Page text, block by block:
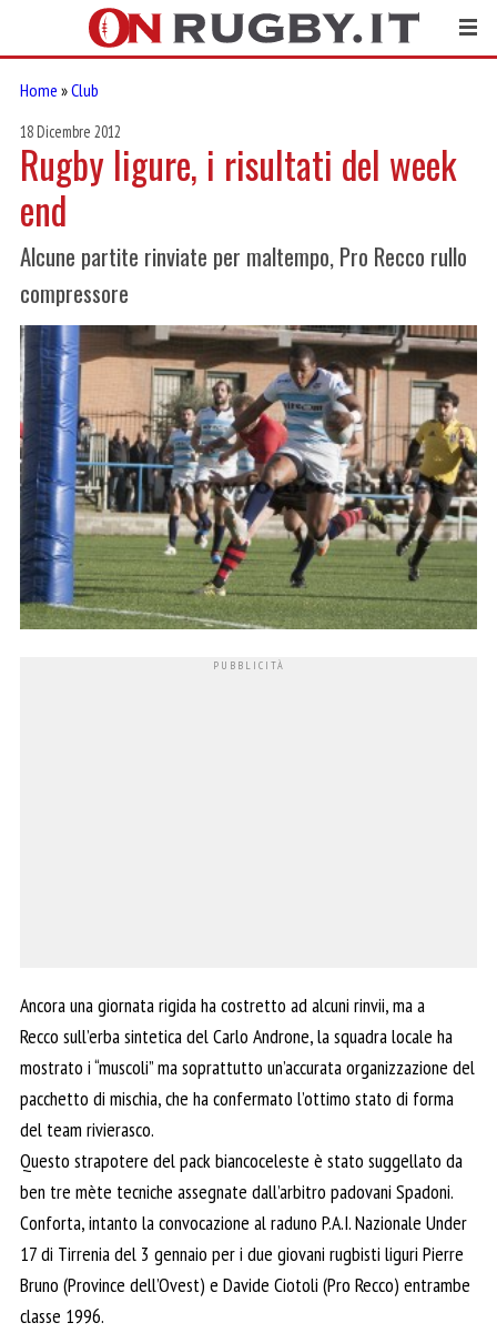
Home »Club
18 Dicembre 2012
Rugby ligure, i risultati del week
end
Alcune partite rinviate per maltempo, Pro Recco rullo
compressore
Ancora una giornata rigida ha costretto ad alcuni rinvii, ma a
Recco sull’erba sintetica del Carlo Androne, la squadra locale ha
mostrato i “muscoli” ma soprattutto un’accurata organizzazione del
pacchetto di mischia, che ha confermato l’ottimo stato di forma
del team rivierasco.
Questo strapotere del pack biancoceleste è stato suggellato da
ben tre mète tecniche assegnate dall’arbitro padovani Spadoni.
Conforta, intanto la convocazione al raduno P.A.I. Nazionale Under
17 di Tirrenia del 3 gennaio per i due giovani rugbisti liguri Pierre
Bruno (Province dell’Ovest) e Davide Ciotoli (Pro Recco) entrambe
classe 1996.